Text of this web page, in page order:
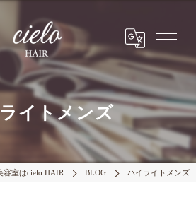
イトメンズ
容室はcielo HAIR BLOG ハイライトメンズ